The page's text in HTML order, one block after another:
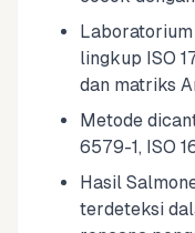
lingkup ISO
dan matriks
Metode
6579-1, ISO
Hasil
terdeteksi